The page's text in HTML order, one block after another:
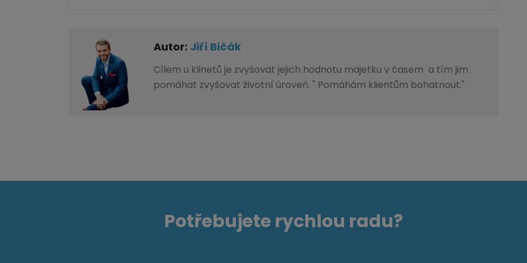
Autor: Jiří Bičák
Cílem u klinetů je zvyšovat jejich hodnotu majetku v časem a tím jim
pomáhat zvyšovat životní úroveň. " Pomáhám klientům bohatnout."
Potřebujete rychlou radu?